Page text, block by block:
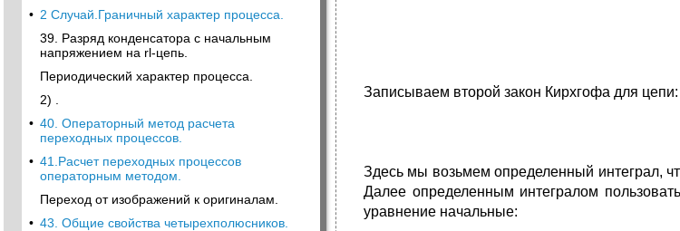
• 2 Случай.Граничный характер процесса.
39. Разряд конденсатора с начальным
напряжением на rl-цепь.
Периодический характер процесса.
2) .
• 40. Операторный метод расчета
переходных процессов.
• 41.Расчет переходных процессов
операторным методом.
Переход от изображений к оригиналам.
• 43. Общие свойства четырехполюсников.
Записываем второй закон Кирхгофа для цепи:
Здесь мы возьмем определенный интеграл,
Далее определенным интегралом
уравнение начальные: